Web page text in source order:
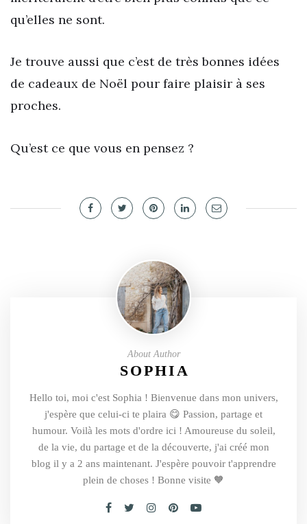
qu’elles ne sont.
Je trouve aussi que c’est de très bonnes idées
de cadeaux de Noël pour faire plaisir à ses
proches.
Qu’est ce que vous en pensez ?
About Author
SOPHIA
Hello toi, moi c'est Sophia ! Bienvenue dans mon univers,
j'espère que celui-ci te plaira 😋 Passion, partage et
humour. Voilà les mots d'ordre ici ! Amoureuse du soleil,
de la vie, du partage et de la découverte, j'ai créé mon
blog il y a 2 ans maintenant. J'espère pouvoir t'apprendre
plein de choses ! Bonne visite 🧡